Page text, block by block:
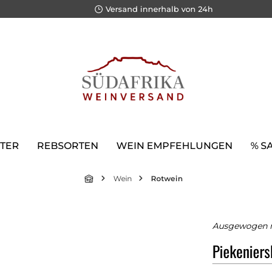
Versand innerhalb von 24h
REBSORTEN WEIN EMPFEHLUNGEN %
Wein Rotwein
Ausgewogen